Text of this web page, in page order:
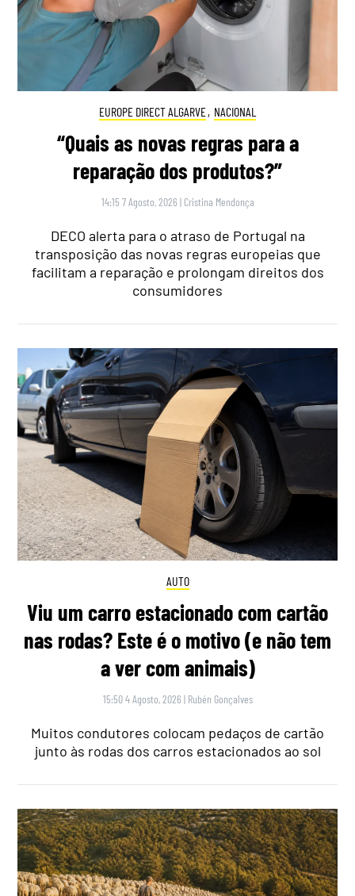
EUROPE DIRECT ALGARVE, NACIONAL
“Quais as novas regras para a
reparação dos produtos?”
14:15 7 Agosto, 2026 | Cristina Mendonça
DECO alerta para o atraso de Portugal na
transposição das novas regras europeias que
facilitam a reparação e prolongam direitos dos
consumidores
AUTO
Viu um carro estacionado com cartão
nas rodas? Este é o motivo (e não tem
a ver com animais)
15:50 4 Agosto, 2026 | Rubén Gonçalves
Muitos condutores colocam pedaços de cartão
junto às rodas dos carros estacionados ao sol